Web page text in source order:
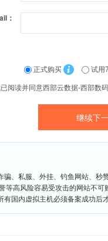
：
正式购买 试用
阅读并同意西部云数据-西部数
、私服、外挂、钓鱼网站、
等高风险容易受攻击的网站不
有国内虚拟主机必须备案成功后